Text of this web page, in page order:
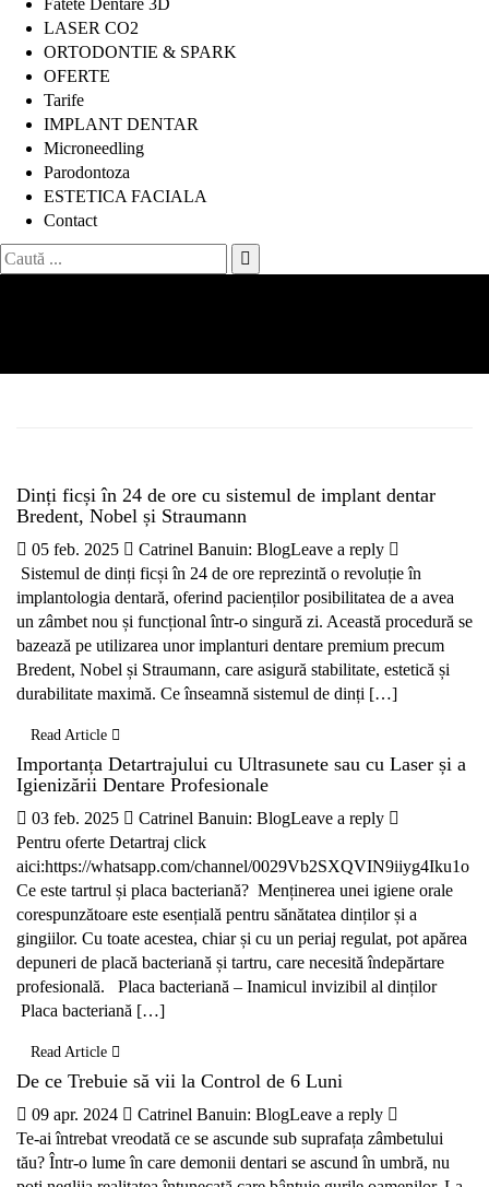
Fatete Dentare 3D
LASER CO2
ORTODONTIE & SPARK
OFERTE
Tarife
IMPLANT DENTAR
Microneedling
Parodontoza
ESTETICA FACIALA
Contact
Search
for:
Dinți ficși în 24 de ore cu sistemul de implant dentar
Bredent, Nobel și Straumann
05 feb. 2025 Catrinel Banuin: BlogLeave a reply
Sistemul de dinți ficși în 24 de ore reprezintă o revoluție în
implantologia dentară, oferind pacienților posibilitatea de a avea
un zâmbet nou și funcțional într-o singură zi. Această procedură se
bazează pe utilizarea unor implanturi dentare premium precum
Bredent, Nobel și Straumann, care asigură stabilitate, estetică și
durabilitate maximă. Ce înseamnă sistemul de dinți […]
Read Article
Importanța Detartrajului cu Ultrasunete sau cu Laser și a
Igienizării Dentare Profesionale
03 feb. 2025 Catrinel Banuin: BlogLeave a reply
Pentru oferte Detartraj click
aici:https://whatsapp.com/channel/0029Vb2SXQVIN9iiyg4Iku1o
Ce este tartrul și placa bacteriană? Menținerea unei igiene orale
corespunzătoare este esențială pentru sănătatea dinților și a
gingiilor. Cu toate acestea, chiar și cu un periaj regulat, pot apărea
depuneri de placă bacteriană și tartru, care necesită îndepărtare
profesională. Placa bacteriană – Inamicul invizibil al dinților
Placa bacteriană […]
Read Article
De ce Trebuie să vii la Control de 6 Luni
09 apr. 2024 Catrinel Banuin: BlogLeave a reply
Te-ai întrebat vreodată ce se ascunde sub suprafața zâmbetului
tău? Într-o lume în care demonii dentari se ascund în umbră, nu